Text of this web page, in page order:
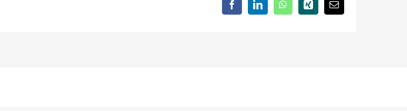
FacebookLinkedInWhatsApp
Xing
E-
Mail